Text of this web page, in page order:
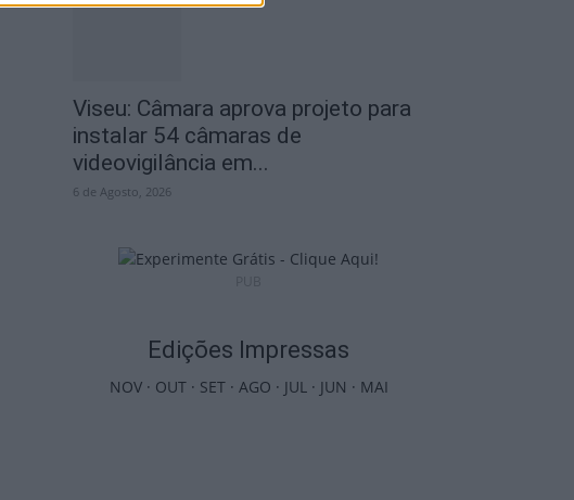
Viseu: Câmara aprova projeto para
instalar 54 câmaras de
videovigilância em...
6 de Agosto, 2026
Edições Impressas
NOV· OUT· SET· AGO · JUL· JUN · MAI